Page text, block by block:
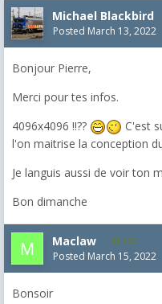
Michael Blackbird
Posted March 13, 2022
Bonjour Pierre,
Merci pour tes infos.
4096x4096 !!??
C'est
l'on maitrise la conception
Je languis aussi de voir ton
Bon dimanche
Maclaw 125
Posted March 15, 2022
Bonsoir